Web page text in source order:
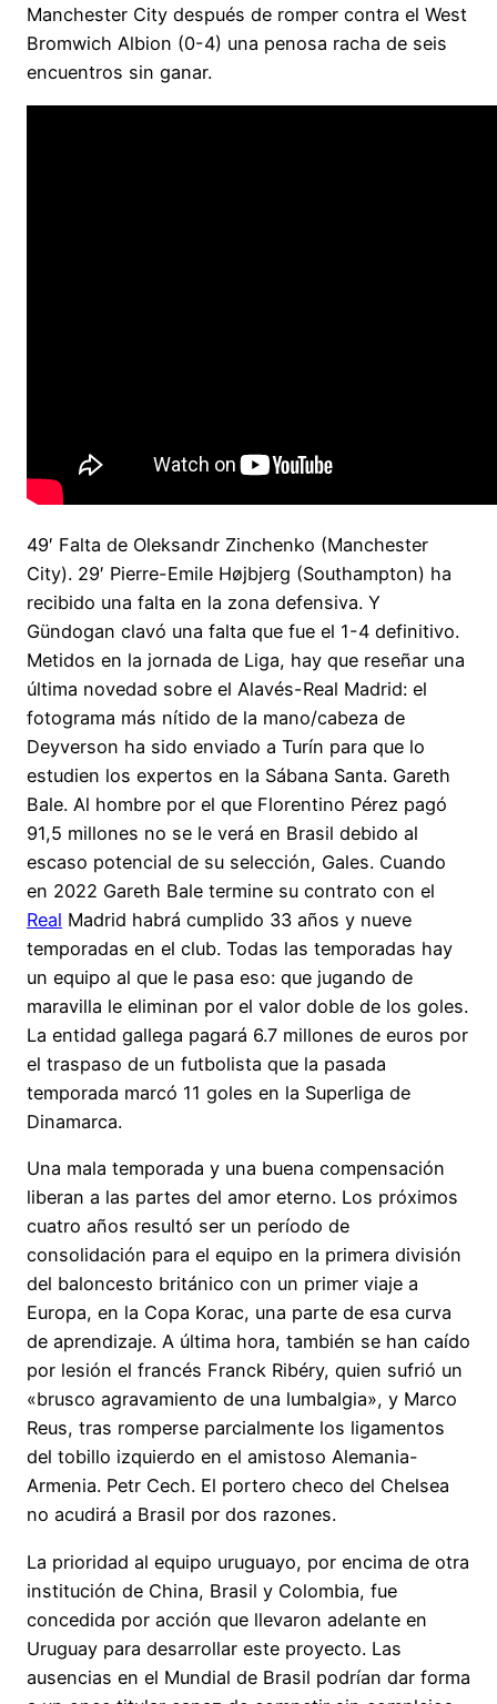
Manchester City después de romper contra el West
Bromwich Albion (0-4) una penosa racha de seis
encuentros sin ganar.
49′ Falta de Oleksandr Zinchenko (Manchester
City). 29′ Pierre-Emile Højbjerg (Southampton) ha
recibido una falta en la zona defensiva. Y
Gündogan clavó una falta que fue el 1-4 definitivo.
Metidos en la jornada de Liga, hay que reseñar una
última novedad sobre el Alavés-Real Madrid: el
fotograma más nítido de la mano/cabeza de
Deyverson ha sido enviado a Turín para que lo
estudien los expertos en la Sábana Santa. Gareth
Bale. Al hombre por el que Florentino Pérez pagó
91,5 millones no se le verá en Brasil debido al
escaso potencial de su selección, Gales. Cuando
en 2022 Gareth Bale termine su contrato con el
Real Madrid habrá cumplido 33 años y nueve
temporadas en el club. Todas las temporadas hay
un equipo al que le pasa eso: que jugando de
maravilla le eliminan por el valor doble de los goles.
La entidad gallega pagará 6.7 millones de euros por
el traspaso de un futbolista que la pasada
temporada marcó 11 goles en la Superliga de
Dinamarca.
Una mala temporada y una buena compensación
liberan a las partes del amor eterno. Los próximos
cuatro años resultó ser un período de
consolidación para el equipo en la primera división
del baloncesto británico con un primer viaje a
Europa, en la Copa Korac, una parte de esa curva
de aprendizaje. A última hora, también se han caído
por lesión el francés Franck Ribéry, quien sufrió un
«brusco agravamiento de una lumbalgia», y Marco
Reus, tras romperse parcialmente los ligamentos
del tobillo izquierdo en el amistoso Alemania-
Armenia. Petr Cech. El portero checo del Chelsea
no acudirá a Brasil por dos razones.
La prioridad al equipo uruguayo, por encima de otra
institución de China, Brasil y Colombia, fue
concedida por acción que llevaron adelante en
Uruguay para desarrollar este proyecto. Las
ausencias en el Mundial de Brasil podrían dar forma